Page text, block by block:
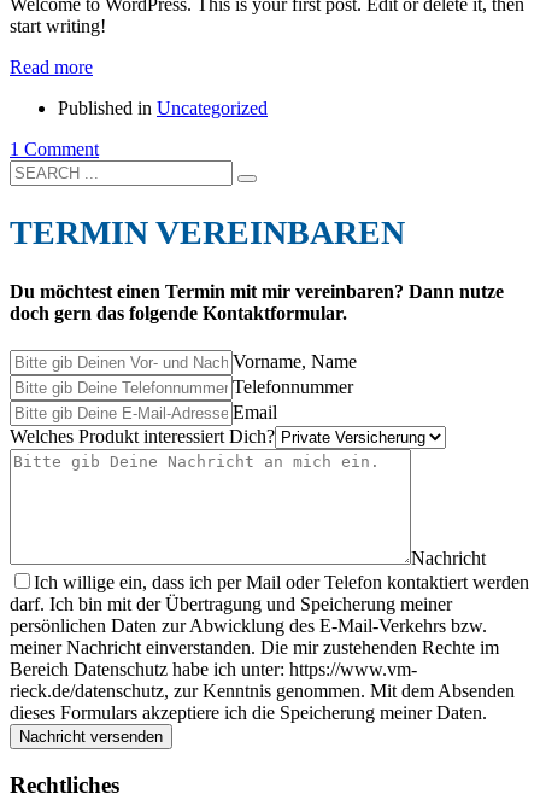
Welcome to WordPress. This is your first post. Edit or delete it, then
start writing!
Read more
Published in Uncategorized
1 Comment
TERMIN VEREINBAREN
Du möchtest einen Termin mit mir vereinbaren? Dann nutze
doch gern das folgende Kontaktformular.
Vorname, Name
Telefonnummer
Email
Welches Produkt interessiert Dich?
Nachricht
Ich willige ein, dass ich per Mail oder Telefon kontaktiert werden
darf. Ich bin mit der Übertragung und Speicherung meiner
persönlichen Daten zur Abwicklung des E-Mail-Verkehrs bzw.
meiner Nachricht einverstanden. Die mir zustehenden Rechte im
Bereich Datenschutz habe ich unter: https://www.vm-
rieck.de/datenschutz, zur Kenntnis genommen. Mit dem Absenden
dieses Formulars akzeptiere ich die Speicherung meiner Daten.
Nachricht versenden
Rechtliches